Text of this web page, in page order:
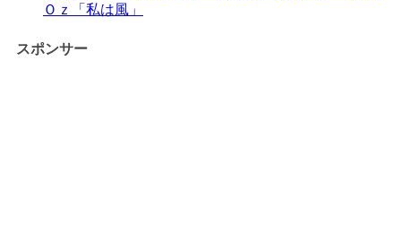
Ｏｚ「私は風」
スポンサー